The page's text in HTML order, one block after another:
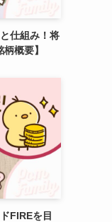
仕組み！将
概要】
FIREを目